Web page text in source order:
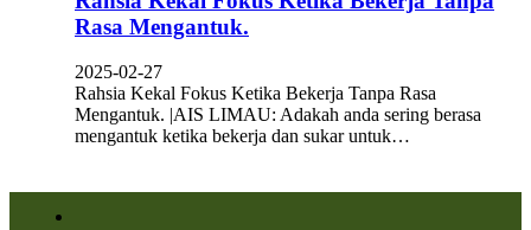
Rasa Mengantuk.
2025-02-27
Rahsia Kekal Fokus Ketika Bekerja Tanpa Rasa
Mengantuk. |AIS LIMAU: Adakah anda sering berasa
mengantuk ketika bekerja dan sukar untuk…